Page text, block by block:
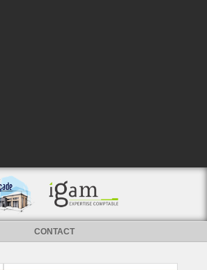
CONTACT